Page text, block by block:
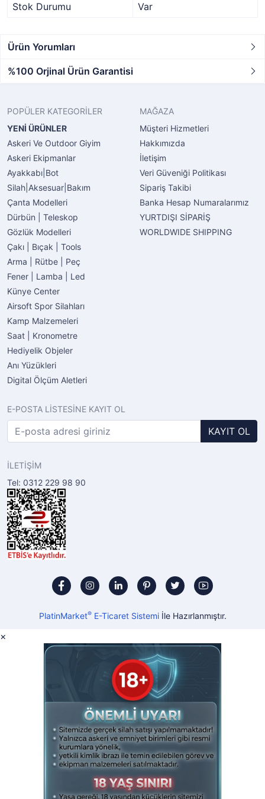
Stok Durumu
Var
Ürün Yorumları
%100 Orjinal Ürün Garantisi
POPÜLER KATEGORİLER
YENİ ÜRÜNLER
Askeri Ve Outdoor Giyim
Askeri Ekipmanlar
Ayakkabı|Bot
Silah|Aksesuar|Bakım
Çanta Modelleri
Dürbün | Teleskop
Gözlük Modelleri
Çakı | Bıçak | Tools
Arma | Rütbe | Peç
Fener | Lamba | Led
Künye Center
Airsoft Spor Silahları
Kamp Malzemeleri
Saat | Kronometre
Hediyelik Objeler
Anı Yüzükleri
Digital Ölçüm Aletleri
MAĞAZA
Müşteri Hizmetleri
Hakkımızda
İletişim
Veri Güveniği Politikası
Sipariş Takibi
Banka Hesap Numaralarımız
YURTDIŞI SİPARİŞ
WORLDWIDE SHIPPING
E-POSTA LİSTESİNE KAYIT OL
KAYIT OL
İLETİŞİM
Tel: 0312 229 98 90
PlatinMarket®E-Ticaret Sistemiİle Hazırlanmıştır.
×